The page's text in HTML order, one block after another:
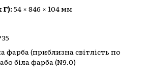
Г):54 × 846 × 104 мм
фарба (приблизна світлість по
біла фарба (N9.0)